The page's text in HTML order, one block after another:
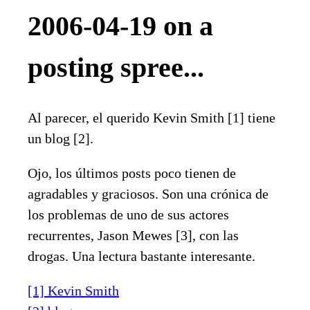
2006-04-19 on a
posting spree...
Al parecer, el querido Kevin Smith [1] tiene
un blog [2].
Ojo, los últimos posts poco tienen de
agradables y graciosos. Son una crónica de
los problemas de uno de sus actores
recurrentes, Jason Mewes [3], con las
drogas. Una lectura bastante interesante.
[1] Kevin Smith